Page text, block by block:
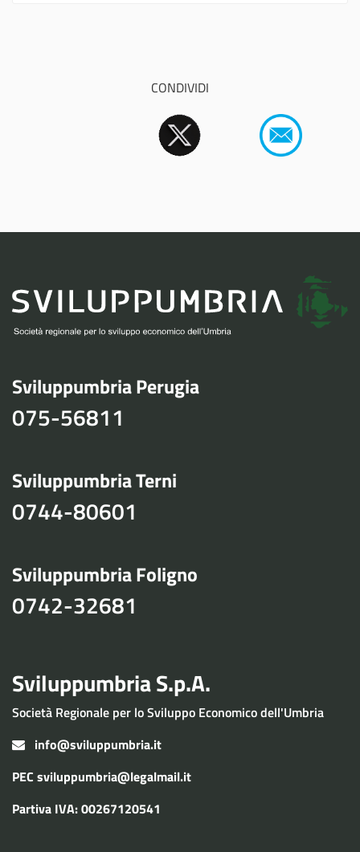
CONDIVIDI
Sviluppumbria Perugia
075-56811
Sviluppumbria Terni
0744-80601
Sviluppumbria Foligno
0742-32681
Sviluppumbria S.p.A.
Società Regionale per lo Sviluppo Economico dell'Umbria
info@sviluppumbria.it
PEC sviluppumbria@legalmail.it
Partiva IVA: 00267120541